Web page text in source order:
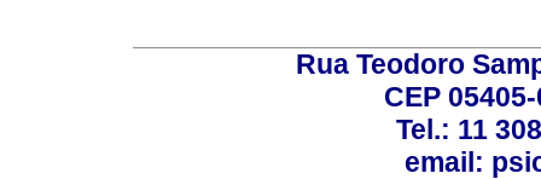
Rua Teodoro
CEP
Tel.: 11
email: